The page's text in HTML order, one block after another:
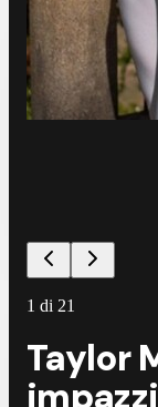
1 di 21
Taylor